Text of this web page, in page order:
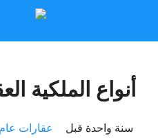
أنواع الملكية
‏سنة واحدة قبل عقارات عام